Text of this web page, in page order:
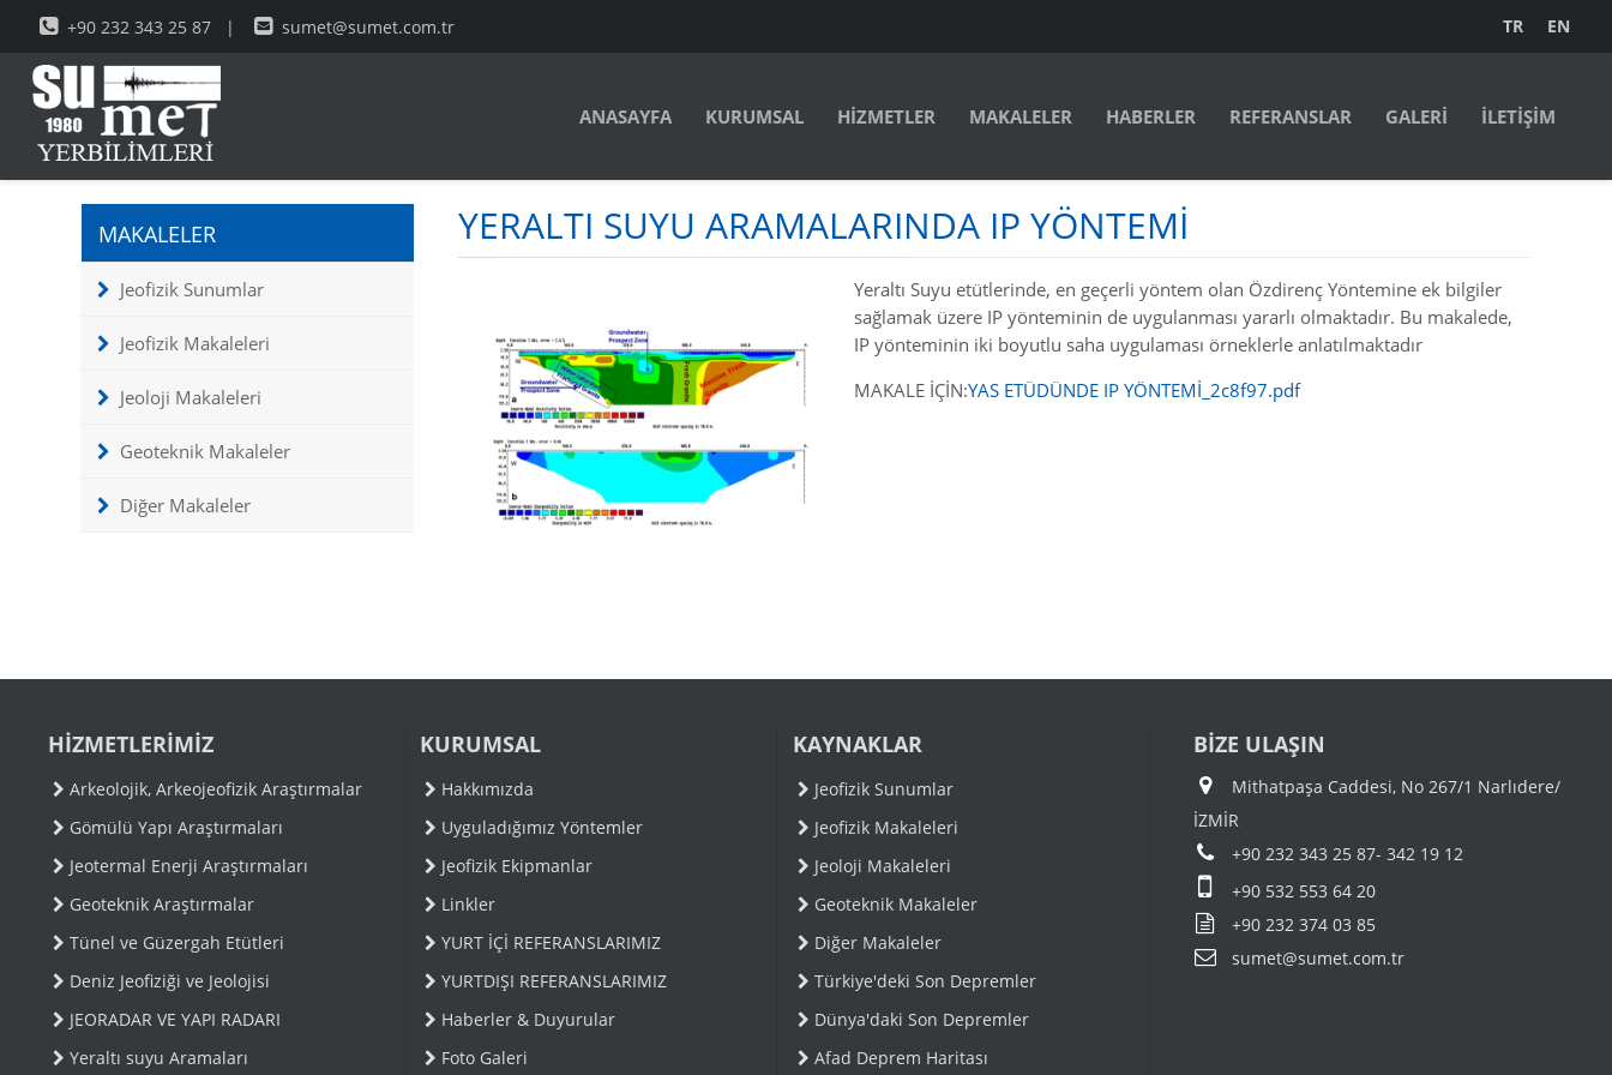
+90 232 343 25 87 | sumet@sumet.com.tr TR EN
ANASAYFA KURUMSAL HİZMETLER MAKALELER HABERLER REFERANSLAR GALERİ İLETİŞİM
YERALTI SUYU ARAMALARINDA IP YÖNTEMİ
Yeraltı Suyu etütlerinde, en geçerli yöntem olan Özdirenç Yöntemine ek bilgiler
sağlamak üzere IP yönteminin de uygulanması yararlı olmaktadır. Bu makalede,
IP yönteminin iki boyutlu saha uygulaması örneklerle anlatılmaktadır
MAKALE İÇİN:YAS ETÜDÜNDE IP YÖNTEMİ_2c8f97.pdf
MAKALELER
Jeofizik Sunumlar
Jeofizik Makaleleri
Jeoloji Makaleleri
Geoteknik Makaleler
Diğer Makaleler
HİZMETLERİMİZ
Arkeolojik, Arkeojeofizik Araştırmalar
Gömülü Yapı Araştırmaları
Jeotermal Enerji Araştırmaları
Geoteknik Araştırmalar
Tünel ve Güzergah Etütleri
Deniz Jeofiziği ve Jeolojisi
JEORADAR VE YAPI RADARI
Yeraltı suyu Aramaları
KURUMSAL
Hakkımızda
Uyguladığımız Yöntemler
Jeofizik Ekipmanlar
Linkler
YURT İÇİ REFERANSLARIMIZ
YURTDIŞI REFERANSLARIMIZ
Haberler & Duyurular
Foto Galeri
KAYNAKLAR
Jeofizik Sunumlar
Jeofizik Makaleleri
Jeoloji Makaleleri
Geoteknik Makaleler
Diğer Makaleler
Türkiye'deki Son Depremler
Dünya'daki Son Depremler
Afad Deprem Haritası
BİZE ULAŞIN
Mithatpaşa Caddesi, No 267/1 Narlıdere/
İZMİR
+90 232 343 25 87- 342 19 12
+90 532 553 64 20
+90 232 374 03 85
sumet@sumet.com.tr